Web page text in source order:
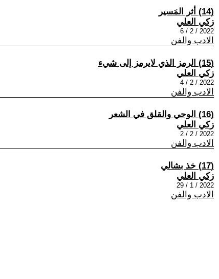
(14) أثر المَسير
زكي العلي
2022 / 2 / 6
الادب والفن
(15) الرمز الذي لايرمز إلى شيء
زكي العلي
2022 / 2 / 4
الادب والفن
(16) الوحي والقلق في الشعر
زكي العلي
2022 / 2 / 2
الادب والفن
(17) خذ بشالي
زكي العلي
2022 / 1 / 29
الادب والفن